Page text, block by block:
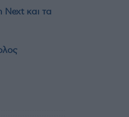
Next και τα